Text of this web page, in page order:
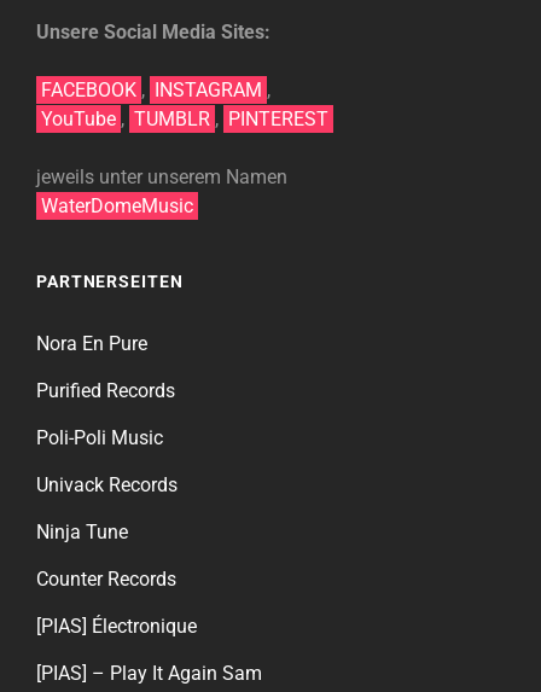
Unsere Social Media Sites:
FACEBOOK , INSTAGRAM ,
YouTube , TUMBLR , PINTEREST
jeweils unter unserem Namen
WaterDomeMusic
PARTNERSEITEN
Nora En Pure
Purified Records
Poli-Poli Music
Univack Records
Ninja Tune
Counter Records
[PIAS] Électronique
[PIAS] – Play It Again Sam